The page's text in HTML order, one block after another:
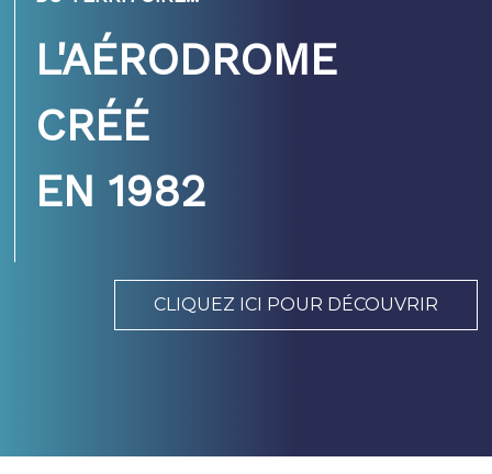
L'AÉRODROME
CRÉÉ
EN 1982
CLIQUEZ ICI POUR DÉCOUVRIR